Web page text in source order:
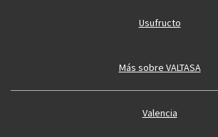
Usufructo
Más sobre VALTASA
Valencia